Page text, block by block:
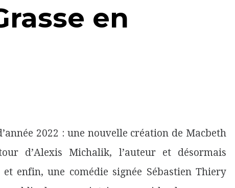
en
2022 : une nouvelle création de Macbeth
d’Alexis Michalik, l’auteur et désormais
enfin, une comédie signée Sébastien Thiery